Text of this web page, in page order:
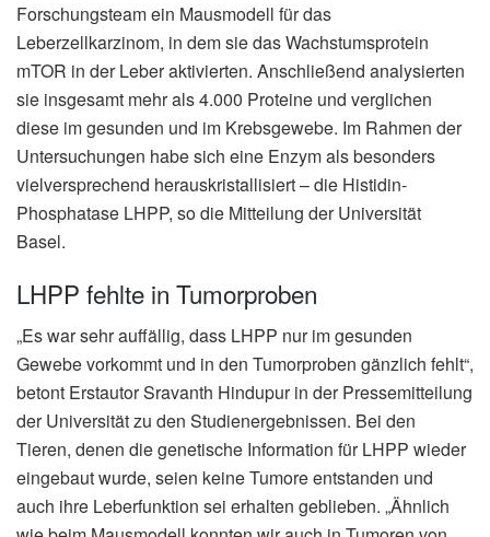
Forschungsteam ein Mausmodell für das
Leberzellkarzinom, in dem sie das Wachstumsprotein
mTOR in der Leber aktivierten. Anschließend analysierten
sie insgesamt mehr als 4.000 Proteine und verglichen
diese im gesunden und im Krebsgewebe. Im Rahmen der
Untersuchungen habe sich eine Enzym als besonders
vielversprechend herauskristallisiert – die Histidin-
Phosphatase LHPP, so die Mitteilung der Universität
Basel.
LHPP fehlte in Tumorproben
„Es war sehr auffällig, dass LHPP nur im gesunden
Gewebe vorkommt und in den Tumorproben gänzlich fehlt“,
betont Erstautor Sravanth Hindupur in der Pressemitteilung
der Universität zu den Studienergebnissen. Bei den
Tieren, denen die genetische Information für LHPP wieder
eingebaut wurde, seien keine Tumore entstanden und
auch ihre Leberfunktion sei erhalten geblieben. „Ähnlich